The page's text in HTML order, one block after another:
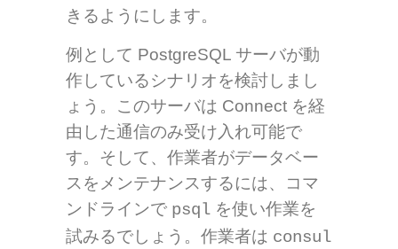
きるようにします。
例として PostgreSQL サーバが動
作しているシナリオを検討しまし
ょう。このサーバは Connect を経
由した通信のみ受け入れ可能で
す。そして、作業者がデータベー
スをメンテナンスするには、コマ
ンドラインで psql を使い作業を
試みるでしょう。作業者は consul